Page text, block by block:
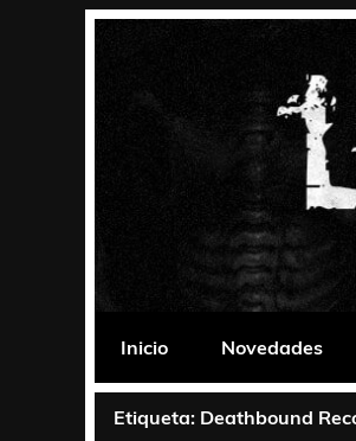
La
Inicio
Novedades
Etiqueta: Deathbound